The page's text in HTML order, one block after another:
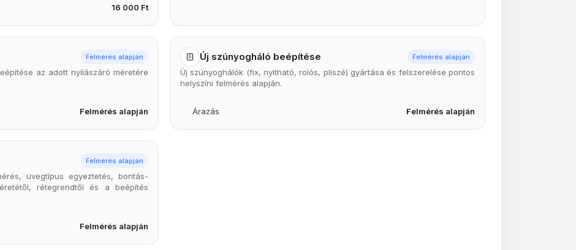
16 000 Ft
Felmérés alapján
az adott nyílászáró méretére
Felmérés alapján
Új szúnyogháló beépítése Felmérés alapján
Új szúnyoghálók (fix, nyitható, rolós, pliszé) gyártása és felszerelése pontos
helyszíni felmérés alapján.
Árazás Felmérés alapján
Felmérés alapján
üvegtípus egyeztetés, bontás-
rétegrendtől és a beépítés
Felmérés alapján